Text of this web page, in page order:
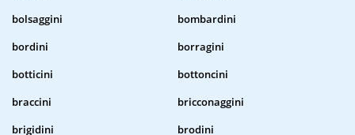
bolsaggini
bombardini
bordini
borragini
botticini
bottoncini
braccini
bricconaggini
brigidini
brodini